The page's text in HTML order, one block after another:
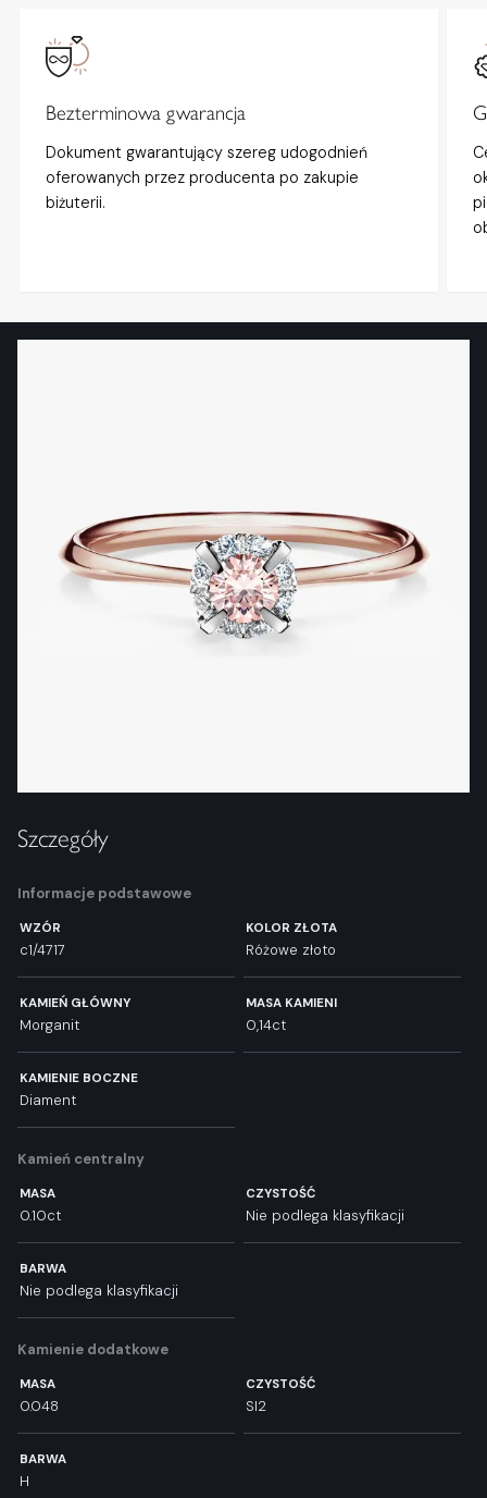
Bezterminowa gwarancja
Dokument gwarantujący szereg udogodnień
oferowanych przez producenta po zakupie
biżuterii.
Szczegóły
Informacje podstawowe
WZÓR
c1/4717
KOLOR ZŁOTA
Różowe złoto
KAMIEŃ GŁÓWNY
Morganit
MASA KAMIENI
0,14ct
KAMIENIE BOCZNE
Diament
Kamień centralny
MASA
0.10ct
CZYSTOŚĆ
Nie podlega klasyfikacji
BARWA
Nie podlega klasyfikacji
Kamienie dodatkowe
MASA
0.048
CZYSTOŚĆ
SI2
BARWA
H